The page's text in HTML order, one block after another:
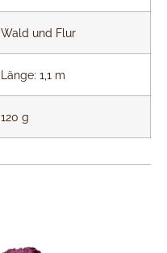
Wald und Flur
Länge: 1,1 m
120 g